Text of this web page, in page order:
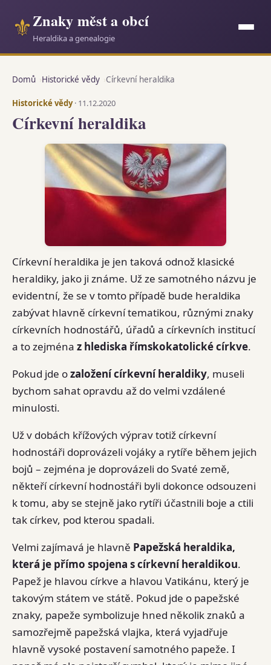
⚜Znaky měst a obcí
Heraldika a genealogie
Domů Historické vědy Církevní heraldika
Historické vědy· 11.12.2020
Církevní heraldika
Církevní heraldika je jen taková odnož klasické
heraldiky, jako ji známe. Už ze samotného názvu je
evidentní, že se v tomto případě bude heraldika
zabývat hlavně církevní tematikou, různými znaky
církevních hodnostářů, úřadů a církevních institucí
a to zejména z hlediska římskokatolické církve.
Pokud jde ozaložení církevní heraldiky, museli
bychom sahat opravdu až do velmi vzdálené
minulosti.
Už v dobách křížových výprav totiž církevní
hodnostáři doprovázeli vojáky a rytíře během jejich
bojů – zejména je doprovázeli do Svaté země,
někteří církevní hodnostáři byli dokonce odsouzeni
k tomu, aby se stejně jako rytíři účastnili boje a ctili
tak církev, pod kterou spadali.
Velmi zajímavá je hlavně Papežská heraldika,
která je přímo spojena s církevní heraldikou.
Papež je hlavou církve a hlavou Vatikánu, který je
takovým státem ve státě. Pokud jde o papežské
znaky, papeže symbolizuje hned několik znaků a
samozřejmě papežská vlajka, která vyjadřuje
hlavně vysoké postavení samotného papeže. I